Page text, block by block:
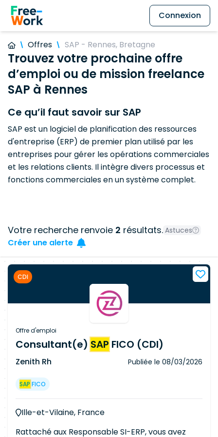
Connexion
Offres SAP - Rennes, Bretagne
Trouvez votre prochaine offre
d’emploi ou de mission freelance
SAP à Rennes
Ce qu’il faut savoir sur SAP
SAP est un logiciel de planification des ressources
d'entreprise (ERP) de premier plan utilisé par les
entreprises pour gérer les opérations commerciales
et les relations clients. Il intègre divers processus et
fonctions commerciales en un système complet.
Votre recherche renvoie 2 résultats. Astuces
Créer une alerte
CDI
Offre d'emploi
Consultant(e) SAP FICO (CDI)
Zenith Rh Publiée le 08/03/2026
SAP FICO
Ille-et-Vilaine, France
Rattaché aux Responsable SI-ERP, vous avez